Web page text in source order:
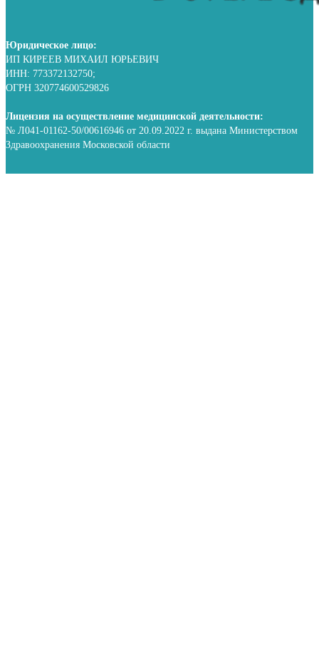
Юридическое лицо:
ИП КИРЕЕВ МИХАИЛ ЮРЬЕВИЧ
ИНН: 773372132750;
ОГРН 320774600529826
Лицензия на осуществление медицинской деятельности:
№ Л041-01162-50/00616946 от 20.09.2022 г. выдана Министерством
Здравоохранения Московской области